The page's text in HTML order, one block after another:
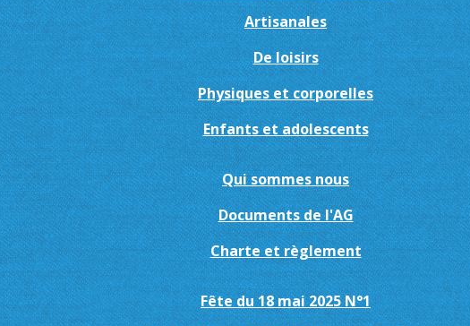
Artisanales
De loisirs
Physiques et corporelles
Enfants et adolescents
Qui sommes nous
Documents de l'AG
Charte et règlement
Fête du 18 mai 2025 N°1